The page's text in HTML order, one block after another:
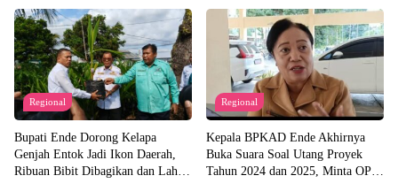
Regional
Bupati Ende Dorong Kelapa
Genjah Entok Jadi Ikon Daerah,
Ribuan Bibit Dibagikan dan Lahan
Regional
Kepala BPKAD Ende Akhirnya
Buka Suara Soal Utang Proyek
Tahun 2024 dan 2025, Minta OPD